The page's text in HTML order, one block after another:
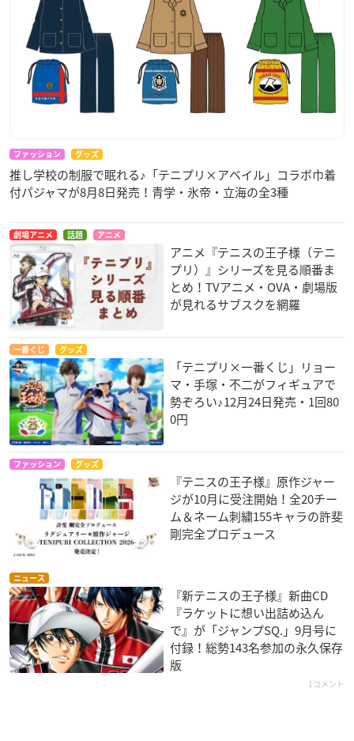
ファッション グッズ
推し学校の制服で眠れる♪「テニプリ×アベイル」コラボ巾着
付パジャマが8月8日発売！青学・氷帝・立海の全3種
劇場アニメ 話題 アニメ
アニメ『テニスの王子様（テニ
プリ）』シリーズを見る順番ま
とめ！TVアニメ・OVA・劇場版
が見れるサブスクを網羅
一番くじ グッズ
「テニプリ×一番くじ」リョー
マ・手塚・不二がフィギュアで
勢ぞろい♪12月24日発売・1回80
0円
ファッション グッズ
『テニスの王子様』原作ジャー
ジが10月に受注開始！全20チー
ム＆ネーム刺繍155キャラの許斐
剛完全プロデュース
ニュース
『新テニスの王子様』新曲CD
『ラケットに想い出詰め込ん
で』が「ジャンプSQ.」9月号に
付録！総勢143名参加の永久保存
版
1コメント